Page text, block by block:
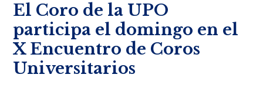
El Coro de la UPO
participa el domingo en el
X Encuentro de Coros
Universitarios